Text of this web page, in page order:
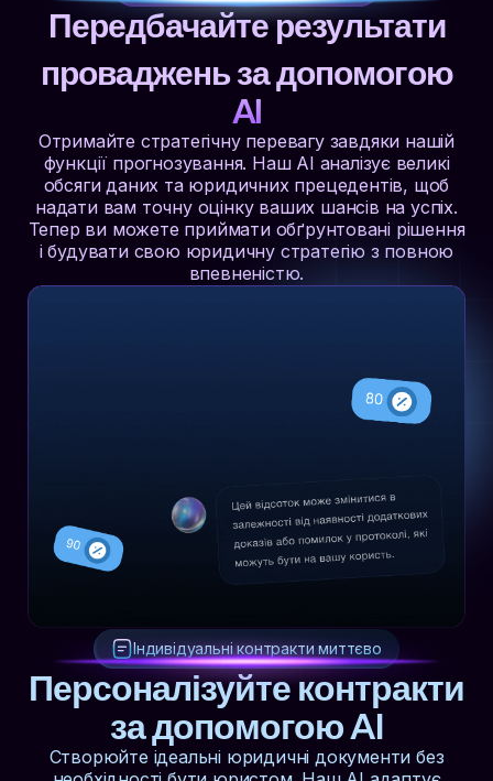
Передбачайте результати
проваджень за допомогою
AI
Отримайте стратегічну перевагу завдяки нашій
функції прогнозування. Наш AI аналізує великі
обсяги даних та юридичних прецедентів, щоб
надати вам точну оцінку ваших шансів на успіх.
Тепер ви можете приймати обґрунтовані рішення
і будувати свою юридичну стратегію з повною
впевненістю.
Індивідуальні контракти миттєво
Персоналізуйте контракти
за допомогою AI
Створюйте ідеальні юридичні документи без